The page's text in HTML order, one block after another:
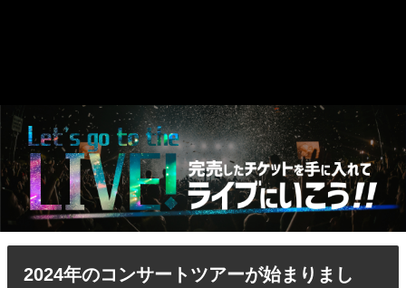
2024年のコンサートツアーが始まりまし